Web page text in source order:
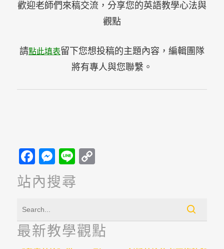
歡迎老師們來稿交流，分享您的英語教學心法與
觀點
請點此填表留下您想投稿的主題內容，編輯團隊
將有專人與您聯繫。
Facebook
Messenger
Line
站內搜尋
最新教學觀點